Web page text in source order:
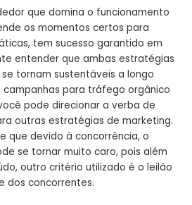
que domina o funcionamento
os momentos certos para
tem sucesso garantido em
entender que ambas estratégias
tornam sustentáveis a longo
campanhas para tráfego orgânico
pode direcionar a verba de
outras estratégias de marketing.
que devido à concorrência, o
se tornar muito caro, pois além
outro critério utilizado é o leilão
dos concorrentes.